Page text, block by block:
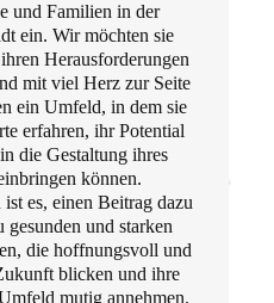
und Familien in der
ein. Wir möchten sie
Herausforderungen
mit viel Herz zur Seite
ein Umfeld, in dem sie
erfahren, ihr Potential
die Gestaltung ihres
können.
es, einen Beitrag dazu
gesunden und starken
die hoffnungsvoll und
blicken und ihre
mutig annehmen.